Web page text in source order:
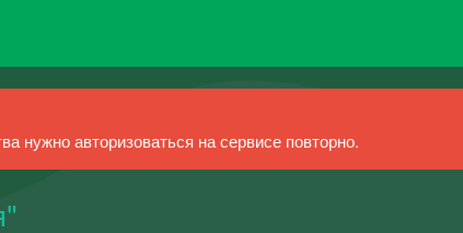
нужно авторизоваться на сервисе повторно.